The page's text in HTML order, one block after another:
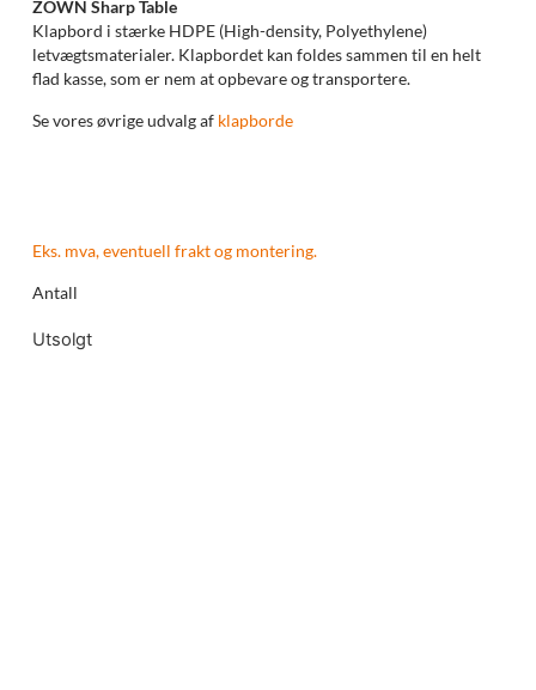
ZOWN Sharp Table
Klapbord i stærke HDPE (High-density, Polyethylene)
letvægtsmaterialer. Klapbordet kan foldes sammen til en helt
flad kasse, som er nem at opbevare og transportere.
Se vores øvrige udvalg af klapborde
Eks. mva, eventuell frakt og montering.
Antall
Utsolgt